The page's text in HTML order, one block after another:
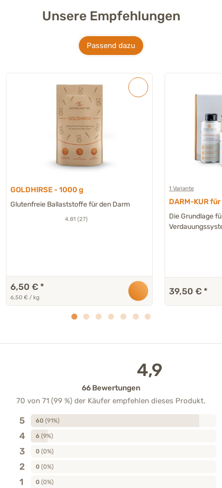
Unsere Empfehlungen
Passend dazu
GOLDHIRSE - 1000 g
Glutenfreie Ballaststoffe für den Darm
4.81 (27)
6,50 € *
6,50 € / kg
1 Variante
DARM-KUR
Die Grundlage
39,50 € *
4,9
66 Bewertungen
70 von 71 (99 %) der Käufer empfehlen dieses Produkt.
5 60 (91%)
4 6 (9%)
3 0 (0%)
2 0 (0%)
1 0 (0%)